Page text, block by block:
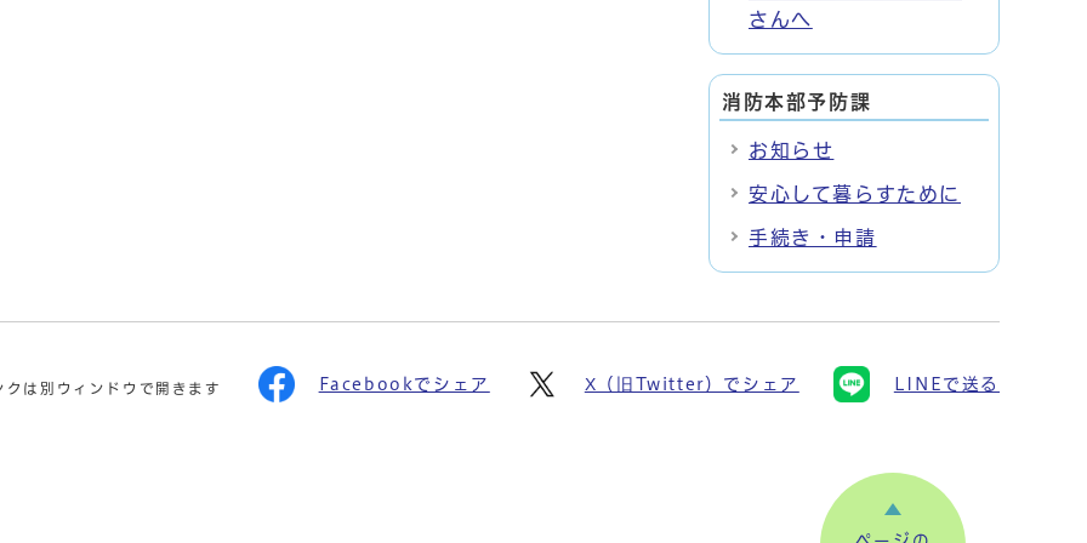
さんへ
消防本部予防課
お知らせ
安心して暮らすために
手続き・申請
クは別ウィンドウで開きます Facebookでシェア X（旧Twitter）でシェア LINEで送る